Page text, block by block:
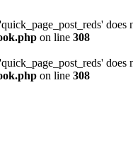
on line 308
on line 308